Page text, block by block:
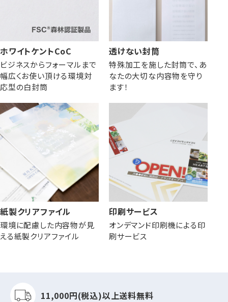
ホワイトケントCoC
ビジネスからフォーマルまで
幅広くお使い頂ける環境対
応型の白封筒
透けない封筒
特殊加工を施した封筒で、あ
なたの大切な内容物を守り
ます！
紙製クリアファイル
環境に配慮した内容物が見
える紙製クリアファイル
印刷サービス
オンデマンド印刷機による印
刷サービス
11,000円(税込)以上送料無料